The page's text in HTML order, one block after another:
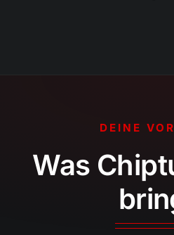
DEINE
Was